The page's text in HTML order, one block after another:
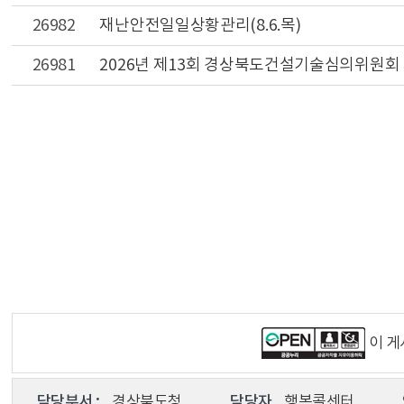
26982 재난안전일일상황관리(8.6.목)
26981 2026년 제13회 경상북도건설기술심의위원회
이